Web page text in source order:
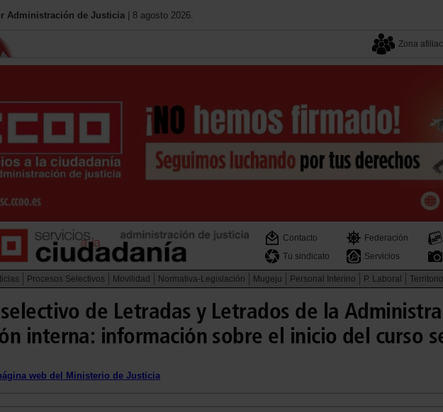
Administración de Justicia | 8 agosto 2026.
Zona
Contacto Federación
Tu sindicato
Servicios
Procesos Selectivos Movilidad Normativa-Legislación Mugeju Personal Interino P. Laboral
de Letradas y Letrados de la
interna: información sobre el inicio del curso
web del Ministerio de Justicia